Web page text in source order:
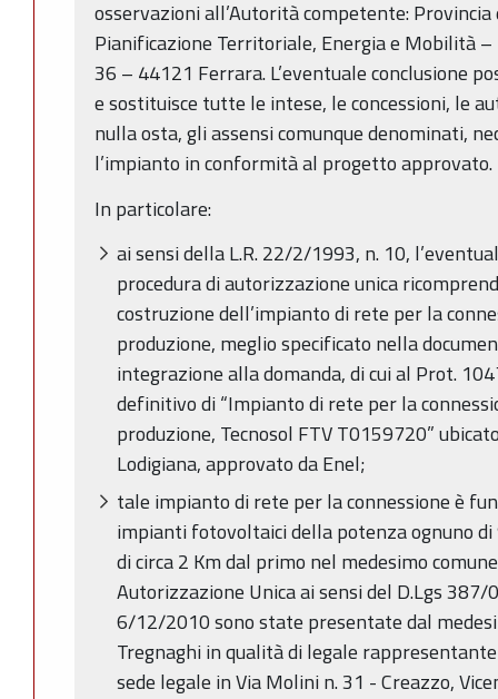
osservazioni all’Autorità competente:
Pianificazione Territoriale, Energia e Mobilità –
36 – 44121 Ferrara. L’eventuale conclusione
e sostituisce tutte le intese, le concessioni, le
nulla osta, gli assensi comunque denominati,
l’impianto in conformità al progetto approvato.
In particolare:
ai sensi della L.R. 22/2/1993, n. 10,
procedura di autorizzazione unica
costruzione dell’impianto di rete per la
produzione, meglio specificato nella
integrazione alla domanda, di cui al Prot.
definitivo di “Impianto di rete per la
produzione, Tecnosol FTV T0159720”
Lodigiana, approvato da Enel;
tale impianto di rete per la connessione è
impianti fotovoltaici della potenza ognuno
di circa 2 Km dal primo nel medesimo
Autorizzazione Unica ai sensi del D.Lgs
6/12/2010 sono state presentate dal
Tregnaghi in qualità di legale rappresentante
sede legale in Via Molini n. 31 - Creazzo,